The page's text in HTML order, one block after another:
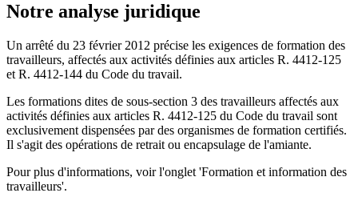
Notre analyse juridique
Un arrêté du 23 février 2012 précise les exigences de formation des
travailleurs, affectés aux activités définies aux articles R. 4412-125
et R. 4412-144 du Code du travail.
Les formations dites de sous-section 3 des travailleurs affectés aux
activités définies aux articles R. 4412-125 du Code du travail sont
exclusivement dispensées par des organismes de formation certifiés.
Il s'agit des opérations de retrait ou encapsulage de l'amiante.
Pour plus d'informations, voir l'onglet 'Formation et information des
travailleurs'.